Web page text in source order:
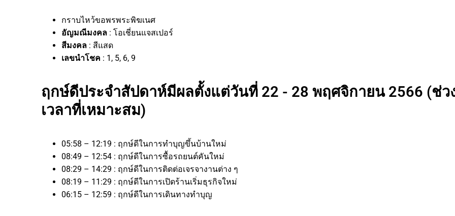
กราบไหว้ขอพรพระพิฆเนศ
อัญมณีมงคล : โอเชี่ยนแจสเปอร์
สีมงคล : สีแสด
เลขนำโชค : 1, 5, 6, 9
ฤกษ์ดีประจำสัปดาห์มีผลตั้งแต่วันที่ 22 - 28 พฤศจิกายน 2566 (ช่ว
เวลาที่เหมาะสม)
05:58 – 12:19 : ฤกษ์ดีในการทำบุญขึ้นบ้านใหม่
08:49 – 12:54 : ฤกษ์ดีในการซื้อรถยนต์คันใหม่
08:29 – 14:29 : ฤกษ์ดีในการติดต่อเจรจางานต่าง ๆ
08:19 – 11:29 : ฤกษ์ดีในการเปิดร้านเริ่มธุรกิจใหม่
06:15 – 12:59 : ฤกษ์ดีในการเดินทางทำบุญ